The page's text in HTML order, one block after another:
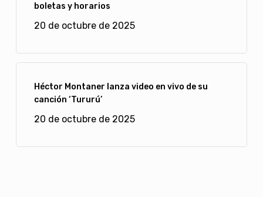
boletas y horarios
20 de octubre de 2025
Héctor Montaner lanza video en vivo de su
canción ‘Tururú’
20 de octubre de 2025